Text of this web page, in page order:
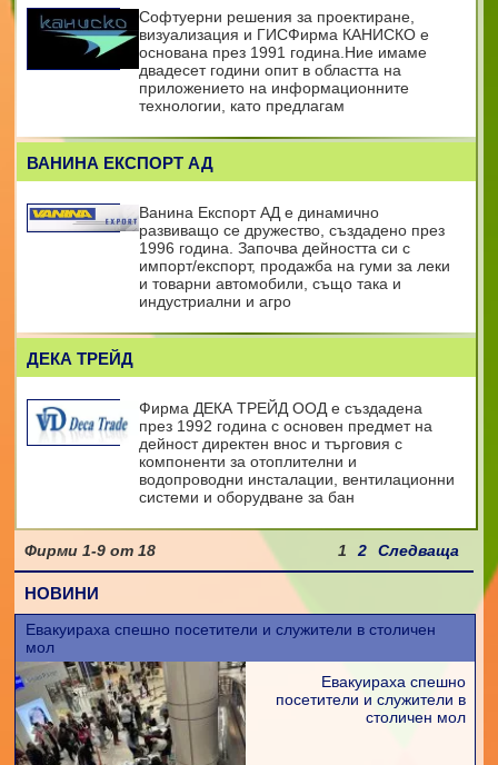
Софтуерни решения за проектиране,
визуализация и ГИСФирма КАНИСКО e
основана през 1991 година.Ние имаме
двадесет години опит в областта на
приложението на информационните
технологии, като предлагам
ВАНИНА ЕКСПОРТ АД
Ванина Експорт АД е динамично
развиващо се дружество, създадено през
1996 година. Започва дейността си с
импорт/експорт, продажба на гуми за леки
и товарни автомобили, също така и
индустриални и агро
ДЕКА ТРЕЙД
Фирма ДЕКА ТРЕЙД ООД е създадена
през 1992 година с основен предмет на
дейност директен внос и търговия с
компоненти за отоплителни и
водопроводни инсталации, вентилационни
системи и оборудване за бан
Фирми 1-9от 18 1 2 Следваща
НОВИНИ
Евакуираха спешно посетители и служители в столичен
мол
Евакуираха спешно
посетители и служители в
столичен мол